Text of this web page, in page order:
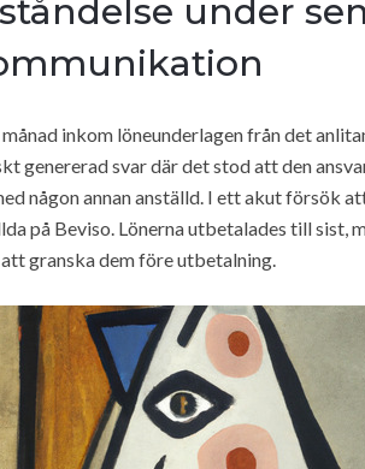
under
inkom löneunderlagen från det
genererad svar där det stod att den
någon annan anställd. I ett akut försök
på Beviso. Lönerna utbetalades till sist,
granska dem före utbetalning.